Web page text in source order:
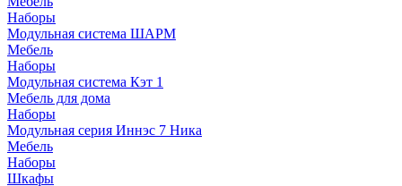
Наборы
Модульная система ШАРМ
Мебель
Наборы
Модульная система Кэт 1
Мебель для дома
Наборы
Модульная серия Иннэс 7 Ника
Мебель
Наборы
Шкафы